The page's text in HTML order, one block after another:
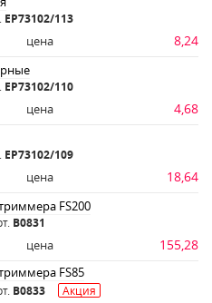
ЕР73102/113
цена 8,24
ЕР73102/110
цена 4,68
ЕР73102/109
цена 18,64
FS200
B0831
цена 155,28
FS85
B0833 Акция